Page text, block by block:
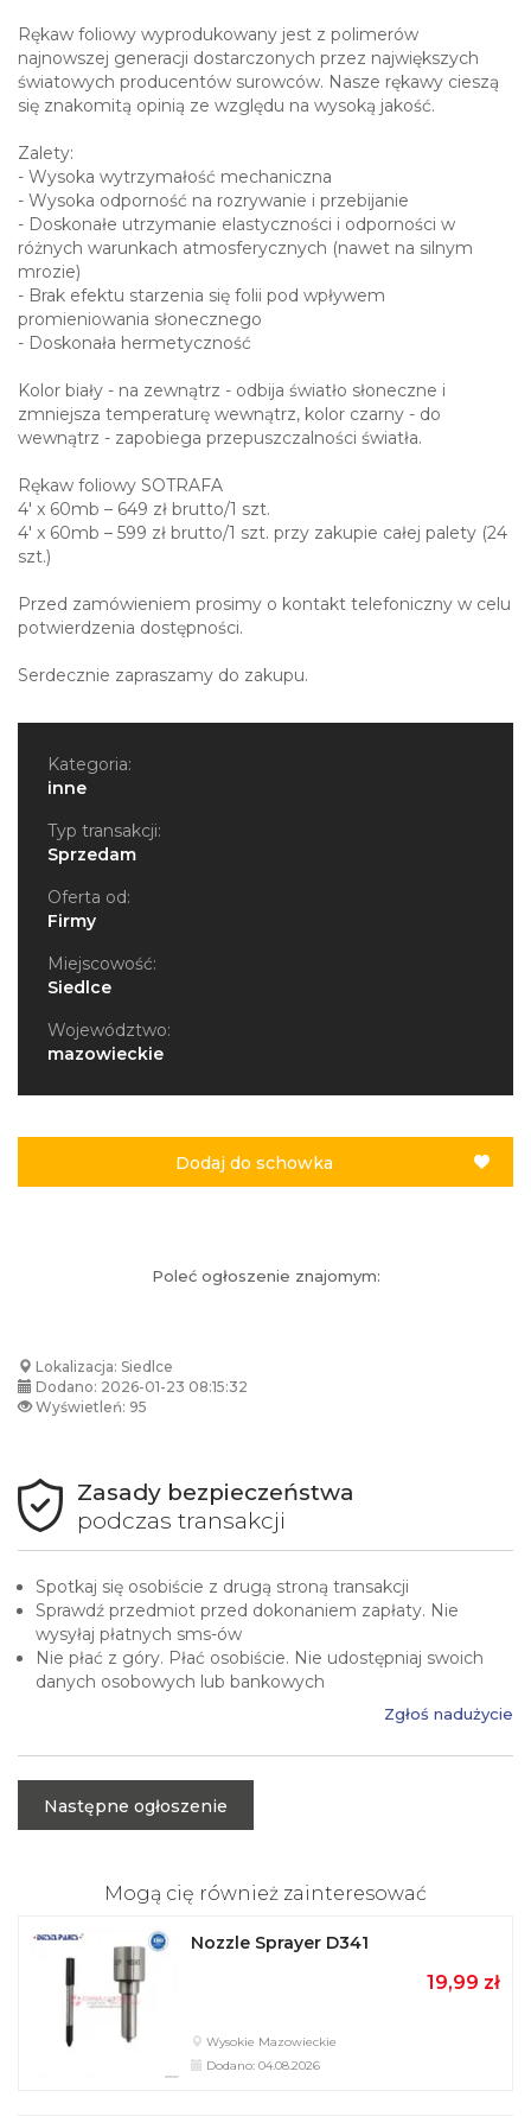
Rękaw foliowy wyprodukowany jest z polimerów
najnowszej generacji dostarczonych przez największych
światowych producentów surowców. Nasze rękawy cieszą
się znakomitą opinią ze względu na wysoką jakość.
Zalety:
- Wysoka wytrzymałość mechaniczna
- Wysoka odporność na rozrywanie i przebijanie
- Doskonałe utrzymanie elastyczności i odporności w
różnych warunkach atmosferycznych (nawet na silnym
mrozie)
- Brak efektu starzenia się folii pod wpływem
promieniowania słonecznego
- Doskonała hermetyczność
Kolor biały - na zewnątrz - odbija światło słoneczne i
zmniejsza temperaturę wewnątrz, kolor czarny - do
wewnątrz - zapobiega przepuszczalności światła.
Rękaw foliowy SOTRAFA
4' x 60mb – 649 zł brutto/1 szt.
4' x 60mb – 599 zł brutto/1 szt. przy zakupie całej palety (24
szt.)
Przed zamówieniem prosimy o kontakt telefoniczny w celu
potwierdzenia dostępności.
Serdecznie zapraszamy do zakupu.
Kategoria:
inne
Typ transakcji:
Sprzedam
Oferta od:
Firmy
Miejscowość:
Siedlce
Województwo:
mazowieckie
Dodaj do schowka
Poleć ogłoszenie znajomym:
Lokalizacja: Siedlce
Dodano: 2026-01-23 08:15:32
Wyświetleń: 95
Zasady bezpieczeństwa
podczas transakcji
Spotkaj się osobiście z drugą stroną transakcji
Sprawdź przedmiot przed dokonaniem zapłaty. Nie
wysyłaj płatnych sms-ów
Nie płać z góry. Płać osobiście. Nie udostępniaj swoich
danych osobowych lub bankowych
Zgłoś nadużycie
Następne ogłoszenie
Mogą cię również zainteresować
Nozzle Sprayer D341
19,99 zł
Wysokie Mazowieckie
Dodano: 04.08.2026